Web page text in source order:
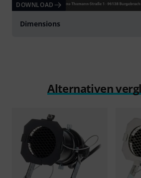
DOWNLOAD
Dimensions
Alternativen